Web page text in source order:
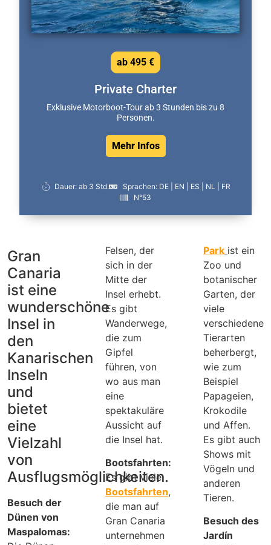
Private Charter
Exklusive Motorboot-Tour ab 3 Stunden bis zu 8
Personen.
Mehr Infos
ab 495 €
Dauer: ab 3 Std.
Sprachen: DE | EN | ES | NL | FR
N°53
Gran
Canaria
ist eine
wunderschöne
Insel in
den
Kanarischen
Inseln
und
bietet
eine
Vielzahl
von
Ausflugsmöglichkeiten.
Besuch der
Dünen von
Maspalomas:
Felsen, der
sich in der
Mitte der
Insel erhebt.
Es gibt
Wanderwege,
die zum
Gipfel
führen, von
wo aus man
eine
spektakuläre
Aussicht auf
die Insel hat.
Bootsfahrten:
Es gibt viele
Bootsfahrten,
die man auf
Gran Canaria
unternehmen
Park ist ein
Zoo und
botanischer
Garten, der
viele
verschiedene
Tierarten
beherbergt,
wie zum
Beispiel
Papageien,
Krokodile
und Affen.
Es gibt auch
Shows mit
Vögeln und
anderen
Tieren.
Besuch des
Jardín